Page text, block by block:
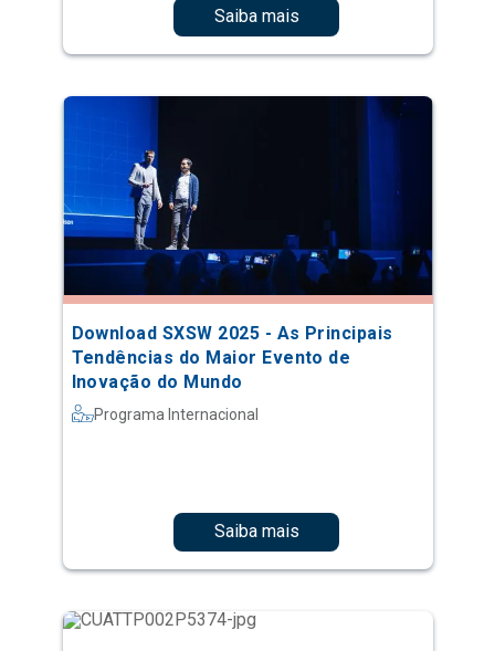
Saiba mais
Download SXSW 2025 - As Principais
Tendências do Maior Evento de
Inovação do Mundo
Programa Internacional
Saiba mais